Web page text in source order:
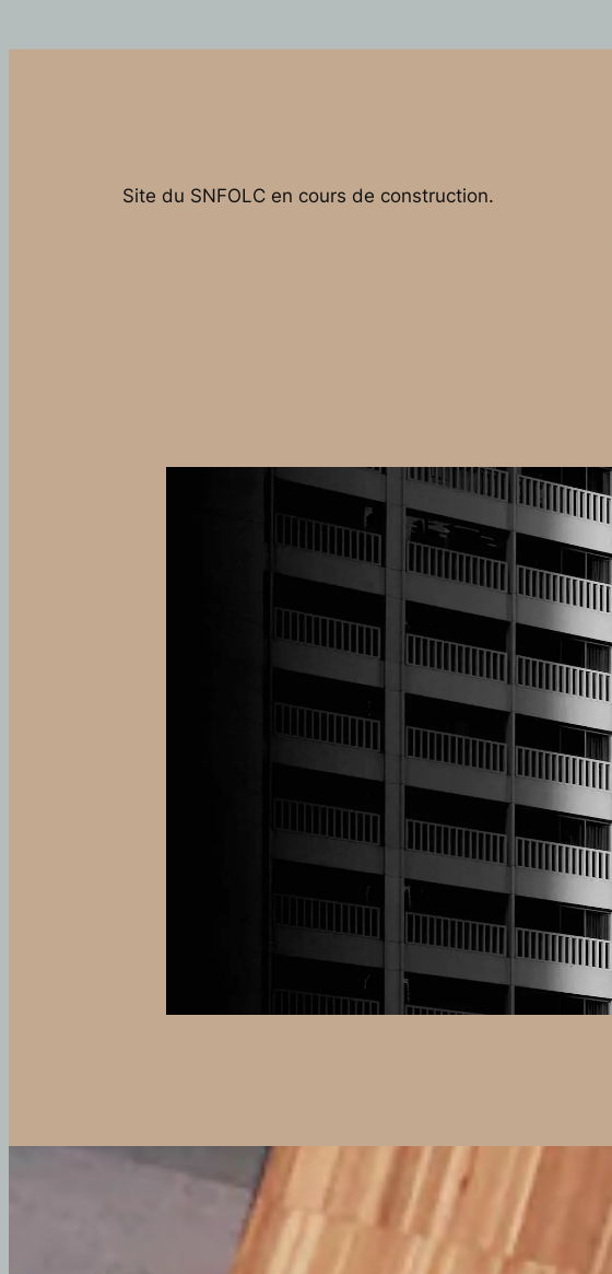
Site du SNFOLC en cours de construction.